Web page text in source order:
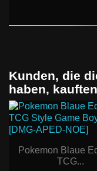
Kunden, die
haben,
Pokemon Blaue
TCG...